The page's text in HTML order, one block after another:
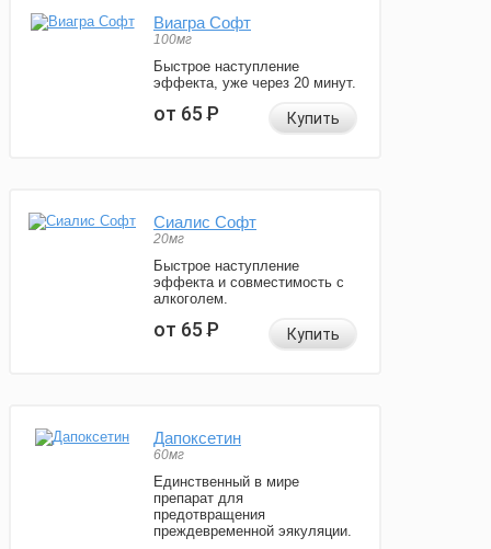
Виагра Софт
100мг
Быстрое наступление
эффекта, уже через 20 минут.
от 65Р Купить
Сиалис Софт
20мг
Быстрое наступление
эффекта и совместимость с
алкоголем.
от 65Р Купить
Дапоксетин
60мг
Единственный в мире
препарат для
предотвращения
преждевременной эякуляции.